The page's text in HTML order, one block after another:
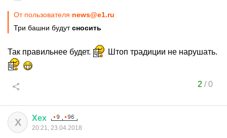
От пользователя news@e1.ru
Три башни будутсносить
Так правильнее будет. Штоп традиции не нарушать.
2 /0
Х Хех
20:21, 23.04.2018